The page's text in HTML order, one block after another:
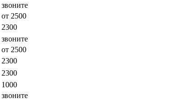
звоните
от 2500
2300
звоните
от 2500
2300
2300
1000
звоните